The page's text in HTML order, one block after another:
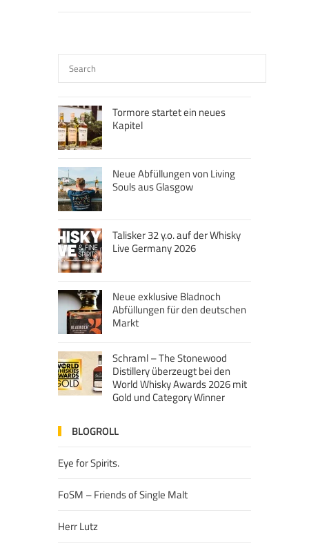
Tormore startet ein neues
Kapitel
Neue Abfüllungen von Living
Souls aus Glasgow
Talisker 32 y.o. auf der Whisky
Live Germany 2026
Neue exklusive Bladnoch
Abfüllungen für den deutschen
Markt
Schraml – The Stonewood
Distillery überzeugt bei den
World Whisky Awards 2026 mit
Gold und Category Winner
BLOGROLL
Eye for Spirits.
FoSM – Friends of Single Malt
Herr Lutz